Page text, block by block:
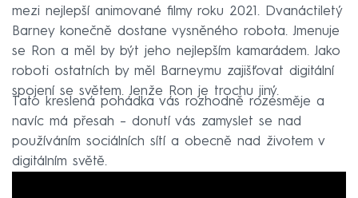
mezi nejlepší animované filmy roku 2021. Dvanáctiletý
Barney konečně dostane vysněného robota. Jmenuje
se Ron a měl by být jeho nejlepším kamarádem. Jako
roboti ostatních by měl Barneymu zajišťovat digitální
spojení se světem. Jenže Ron je trochu jiný.
Tato kreslená pohádka vás rozhodně rozesměje a
navíc má přesah – donutí vás zamyslet se nad
používáním sociálních sítí a obecně nad životem v
digitálním světě.